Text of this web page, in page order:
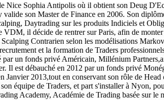
Nice Sophia Antipolis où il obtient son Deug
son Master de Finance en 2006. Son
Daytrading sur les produits Indiciels et
il décide de rentrer sur Paris, afin de
Contrarien selon les modélisations
et la formation de Traders
un fonds privé Américain, Millénium
est débauché en 2012 par un fonds privé
2013,tout en conservant son rôle de
équipe de Traders, et part s'installer à Nyon,
Academy, Académie de Trading basée sur